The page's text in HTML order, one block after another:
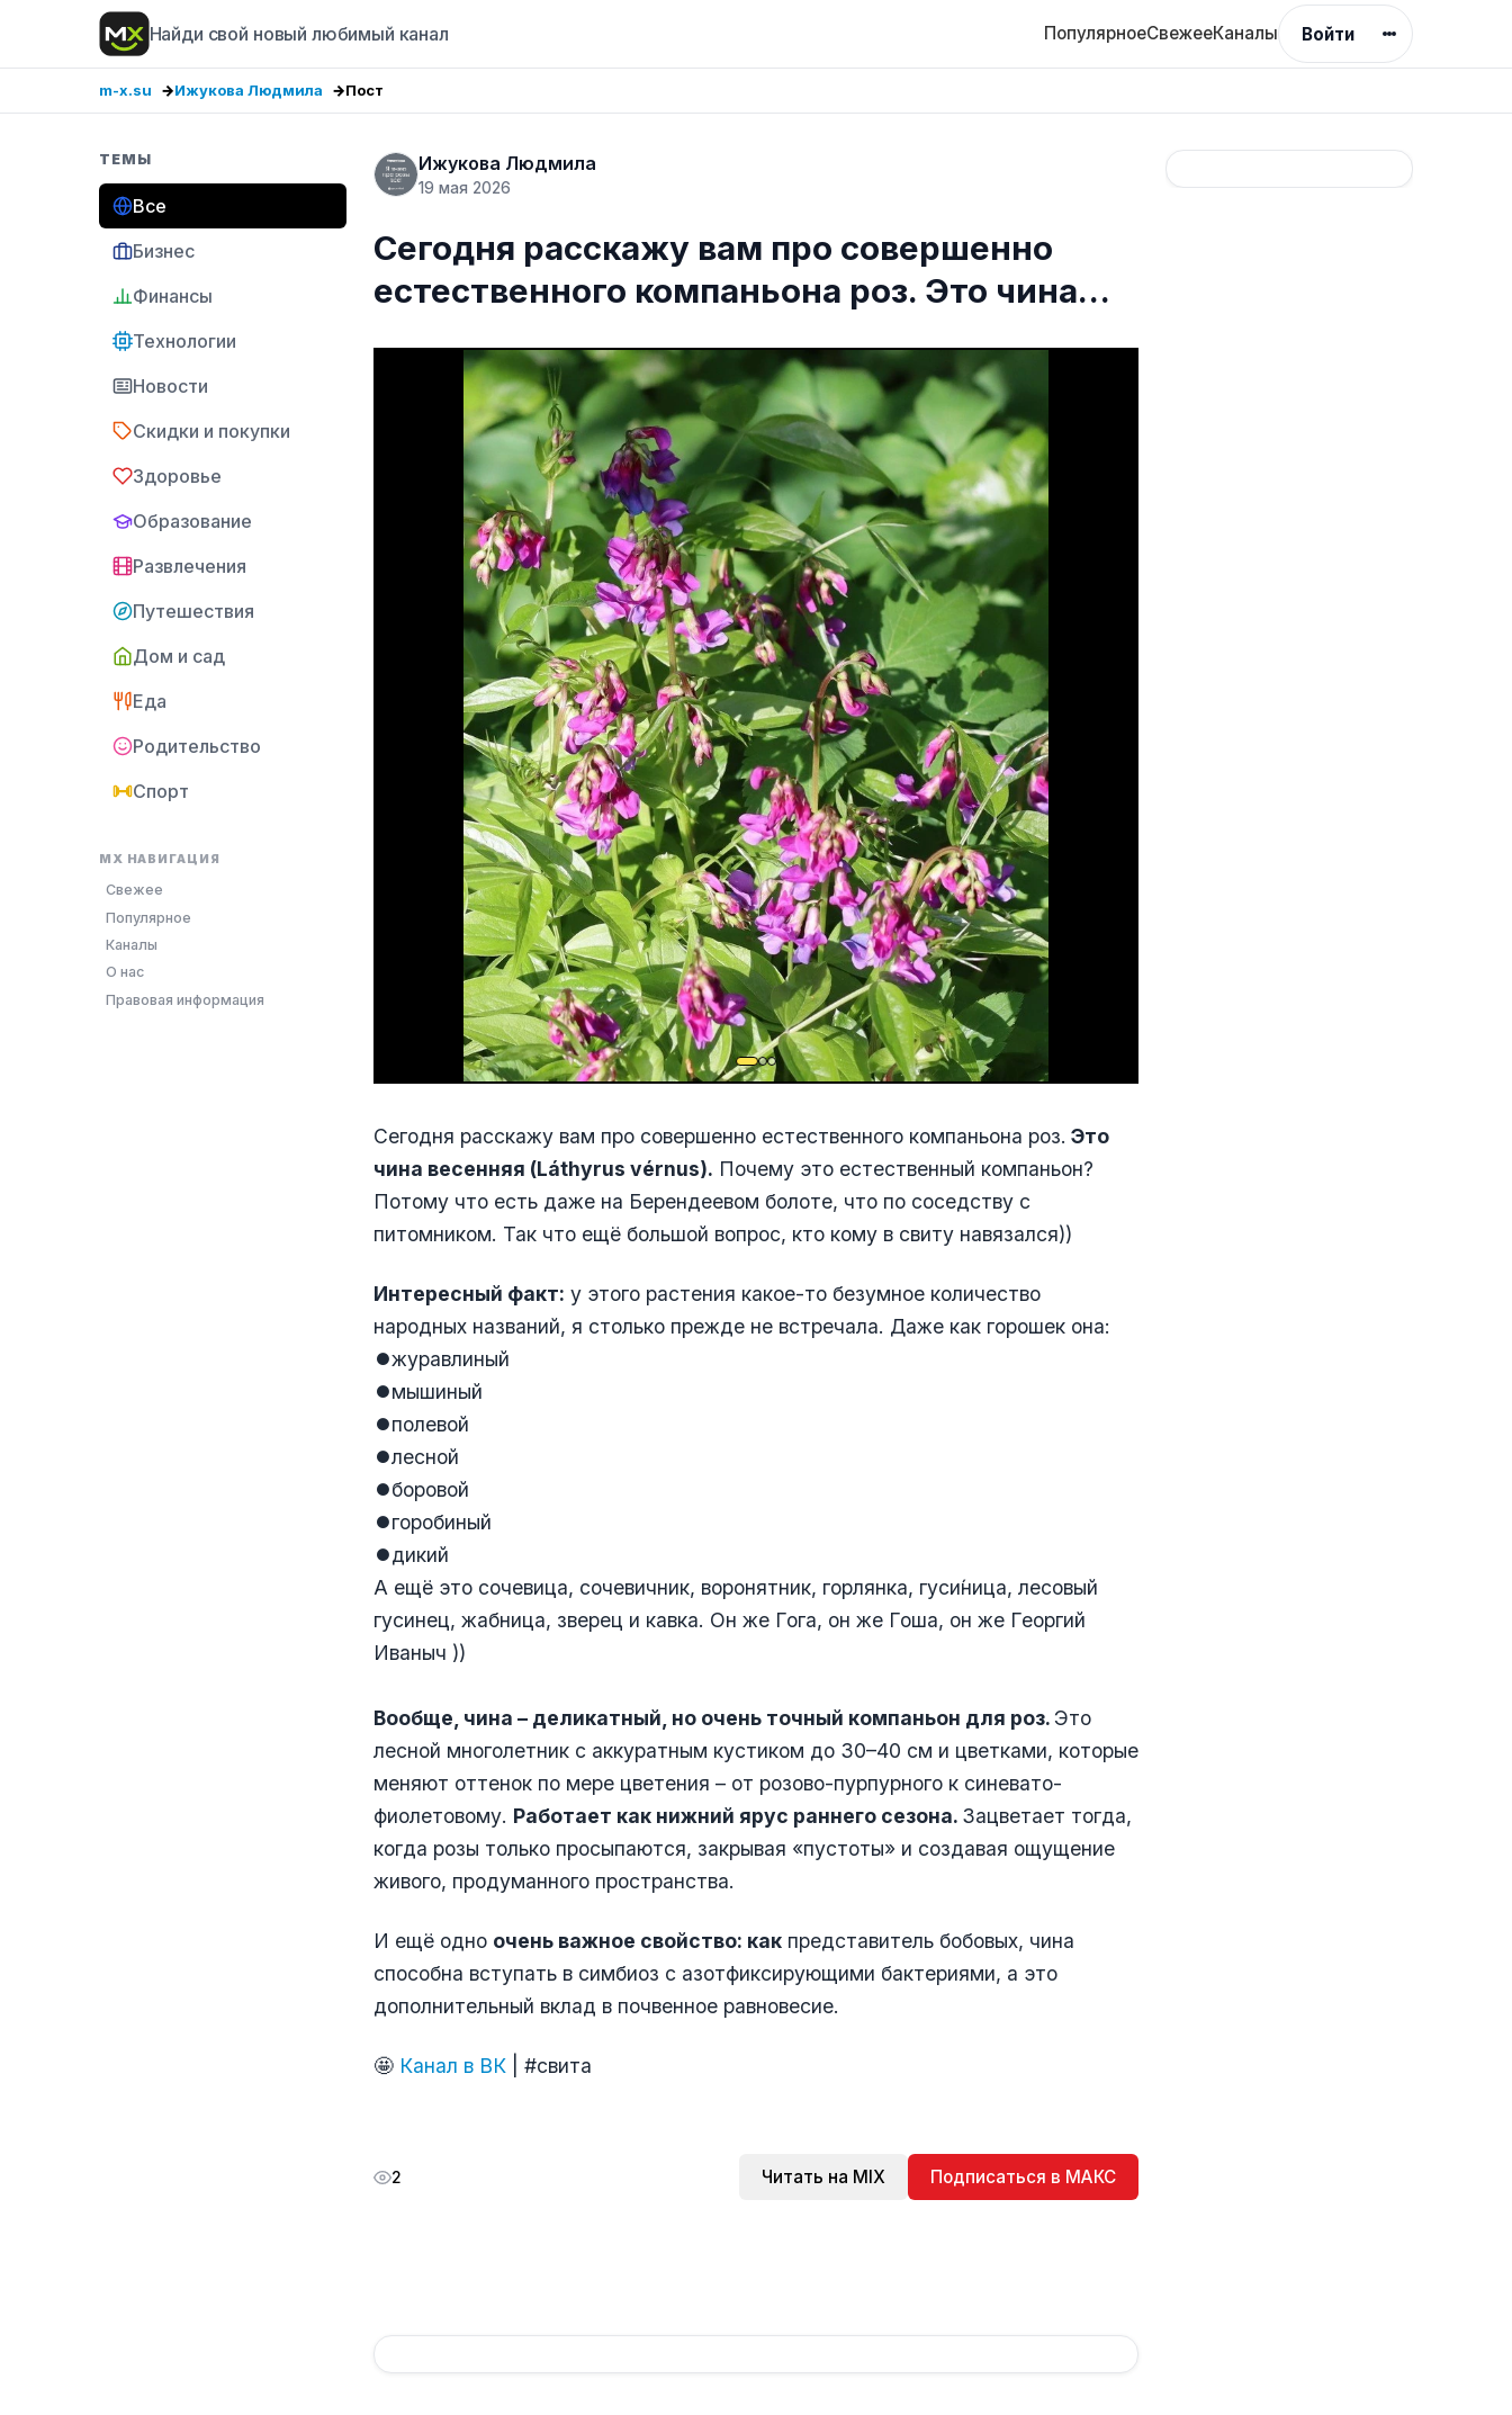
Найди свой новый любимый канал ПопулярноеСвежееКаналы Войти
m-x.su Ижукова Людмила Пост
ТЕМЫ
Все
Бизнес
Финансы
Технологии
Новости
Скидки и покупки
Здоровье
Образование
Развлечения
Путешествия
Дом и сад
Еда
Родительство
Спорт
MX НАВИГАЦИЯ
Свежее
Популярное
Каналы
О нас
Правовая информация
Ижукова Людмила
19 мая 2026
Сегодня расскажу вам про совершенно
естественного компаньона роз. Это чина…
Сегодня расскажу вам про совершенно естественного компаньона роз. Это
чина весенняя (Láthyrus vérnus). Почему это естественный компаньон?
Потому что есть даже на Берендеевом болоте, что по соседству с
питомником. Так что ещё большой вопрос, кто кому в свиту навязался))
Интересный факт: у этого растения какое-то безумное количество
народных названий, я столько прежде не встречала. Даже как горошек она:
⏺журавлиный
⏺мышиный
⏺полевой
⏺лесной
⏺боровой
⏺горобиный
⏺дикий
А ещё это сочевица, сочевичник, воронятник, горлянка, гуси́ница, лесовый
гусинец, жабница, зверец и кавка. Он же Гога, он же Гоша, он же Георгий
Иваныч ))
Вообще, чина – деликатный, но очень точный компаньон для роз.Это
лесной многолетник с аккуратным кустиком до 30–40 см и цветками, которые
меняют оттенок по мере цветения – от розово-пурпурного к синевато-
фиолетовому. Работает как нижний ярус раннего сезона. Зацветает тогда,
когда розы только просыпаются, закрывая «пустоты» и создавая ощущение
живого, продуманного пространства.
И ещё одно очень важное свойство: как представитель бобовых, чина
способна вступать в симбиоз с азотфиксирующими бактериями, а это
дополнительный вклад в почвенное равновесие.
🤩 Канал в ВК | #свита
2 Читать на MIX Подписаться в МАКС